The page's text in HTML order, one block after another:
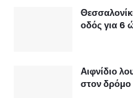
οδός για 6
Αιφνίδιο
στον δρόμο